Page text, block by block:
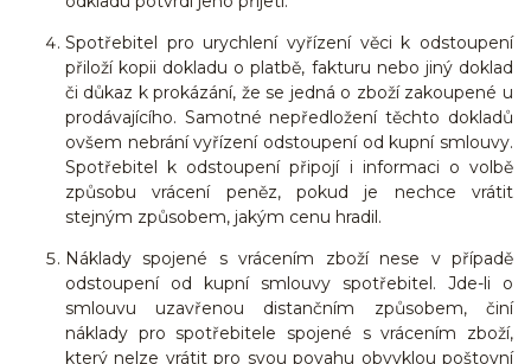
Spotřebitel pro urychlení vyřízení věci k odstoupení
přiloží kopii dokladu o platbě, fakturu nebo jiný doklad
či důkaz k prokázání, že se jedná o zboží zakoupené u
prodávajícího. Samotné nepředložení těchto dokladů
ovšem nebrání vyřízení odstoupení od kupní smlouvy.
Spotřebitel k odstoupení připojí i informaci o volbě
způsobu vrácení peněz, pokud je nechce vrátit
stejným způsobem, jakým cenu hradil.
Náklady spojené s vrácením zboží nese v případě
odstoupení od kupní smlouvy spotřebitel. Jde-li o
smlouvu uzavřenou distančním způsobem, činí
náklady pro spotřebitele spojené s vrácením zboží,
který nelze vrátit pro svou povahu obvyklou poštovní